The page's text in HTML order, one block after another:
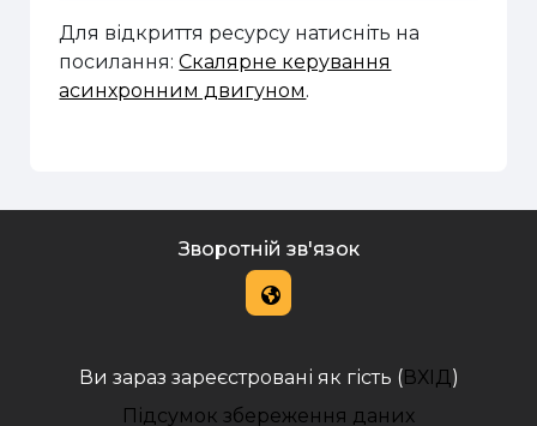
Для відкриття ресурсу натисніть на
посилання:Скалярне керування
асинхронним двигуном.
Зворотній зв'язок
Ви зараз зареєстровані як гість (ВХІД )
Підсумок збереження даних